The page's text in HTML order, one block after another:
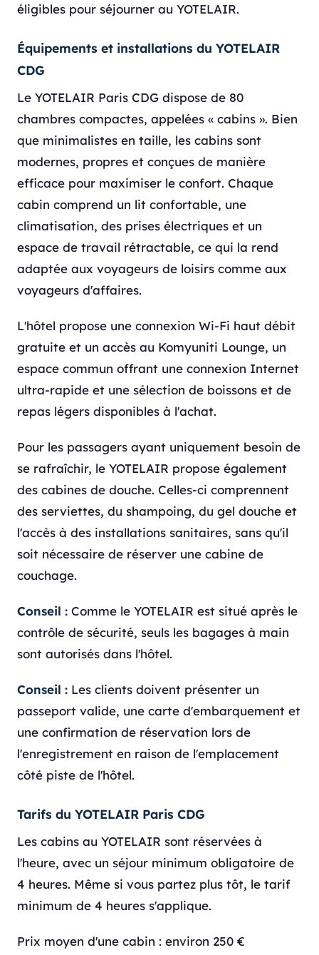
éligibles pour séjourner au YOTELAIR.
Équipements et installations du YOTELAIR
CDG
Le YOTELAIR Paris CDG dispose de 80
chambres compactes, appelées « cabins ». Bien
que minimalistes en taille, les cabins sont
modernes, propres et conçues de manière
efficace pour maximiser le confort. Chaque
cabin comprend un lit confortable, une
climatisation, des prises électriques et un
espace de travail rétractable, ce qui la rend
adaptée aux voyageurs de loisirs comme aux
voyageurs d'affaires.
L'hôtel propose une connexion Wi-Fi haut débit
gratuite et un accès au Komyuniti Lounge, un
espace commun offrant une connexion Internet
ultra-rapide et une sélection de boissons et de
repas légers disponibles à l'achat.
Pour les passagers ayant uniquement besoin de
se rafraîchir, le YOTELAIR propose également
des cabines de douche. Celles-ci comprennent
des serviettes, du shampoing, du gel douche et
l'accès à des installations sanitaires, sans qu'il
soit nécessaire de réserver une cabine de
couchage.
Conseil : Comme le YOTELAIR est situé après le
contrôle de sécurité, seuls les bagages à main
sont autorisés dans l'hôtel.
Conseil : Les clients doivent présenter un
passeport valide, une carte d'embarquement et
une confirmation de réservation lors de
l'enregistrement en raison de l'emplacement
côté piste de l'hôtel.
Tarifs du YOTELAIR Paris CDG
Les cabins au YOTELAIR sont réservées à
l'heure, avec un séjour minimum obligatoire de
4 heures. Même si vous partez plus tôt, le tarif
minimum de 4 heures s'applique.
Prix moyen d'une cabin : environ 250 €